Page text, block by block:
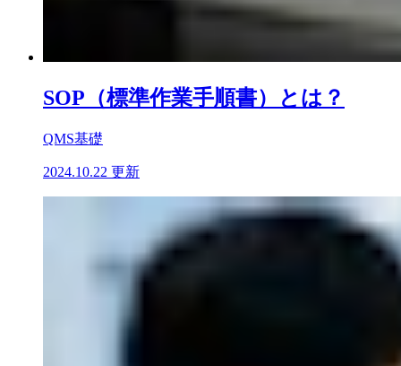
SOP（標準作業手順書）とは？
QMS基礎
2024.10.22 更新